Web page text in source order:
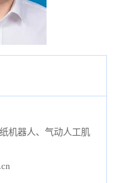
机器人、气动人工肌